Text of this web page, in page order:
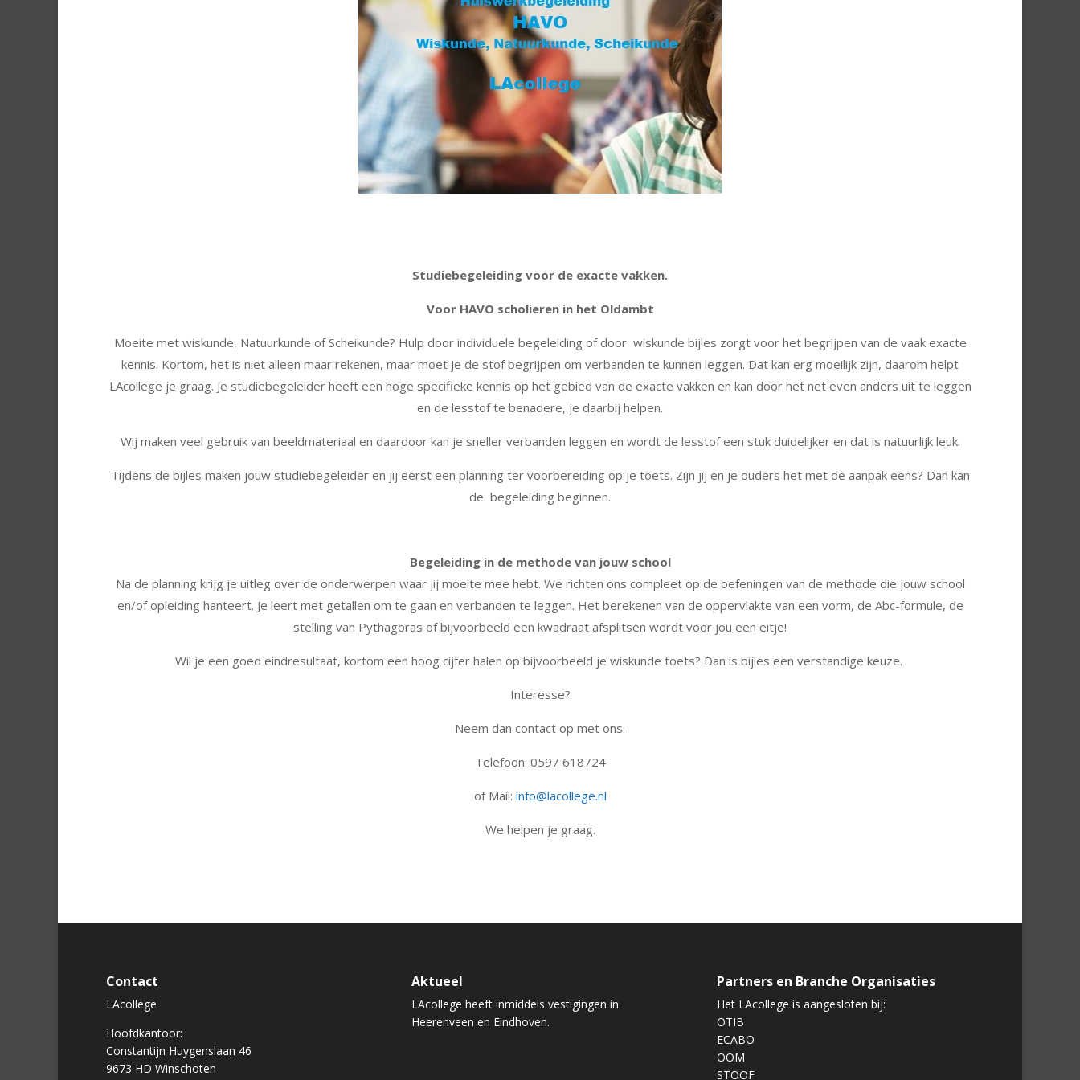
Studiebegeleiding voor de exacte vakken.
Voor HAVO scholieren in het Oldambt
Moeite met wiskunde, Natuurkunde of Scheikunde? Hulp door individuele begeleiding of door wiskunde bijles zorgt voor het begrijpen van de vaak exacte
kennis. Kortom, het is niet alleen maar rekenen, maar moet je de stof begrijpen om verbanden te kunnen leggen. Dat kan erg moeilijk zijn, daarom helpt
LAcollege je graag. Je studiebegeleider heeft een hoge specifieke kennis op het gebied van de exacte vakken en kan door het net even anders uit te leggen
en de lesstof te benadere, je daarbij helpen.
Wij maken veel gebruik van beeldmateriaal en daardoor kan je sneller verbanden leggen en wordt de lesstof een stuk duidelijker en dat is natuurlijk leuk.
Tijdens de bijles maken jouw studiebegeleider en jij eerst een planning ter voorbereiding op je toets. Zijn jij en je ouders het met de aanpak eens? Dan kan
de begeleiding beginnen.
Begeleiding in de methode van jouw school
Na de planning krijg je uitleg over de onderwerpen waar jij moeite mee hebt. We richten ons compleet op de oefeningen van de methode die jouw school
en/of opleiding hanteert. Je leert met getallen om te gaan en verbanden te leggen. Het berekenen van de oppervlakte van een vorm, de Abc-formule, de
stelling van Pythagoras of bijvoorbeeld een kwadraat afsplitsen wordt voor jou een eitje!
Wil je een goed eindresultaat, kortom een hoog cijfer halen op bijvoorbeeld je wiskunde toets? Dan is bijles een verstandige keuze.
Interesse?
Neem dan contact op met ons.
Telefoon: 0597 618724
of Mail: info@lacollege.nl
We helpen je graag.
Contact
LAcollege
Hoofdkantoor:
Constantijn Huygenslaan 46
9673 HD Winschoten
Aktueel
LAcollege heeft inmiddels vestigingen in
Heerenveen en Eindhoven.
Partners en Branche Organisaties
Het LAcollege is aangesloten bij:
OTIB
ECABO
OOM
STOOF